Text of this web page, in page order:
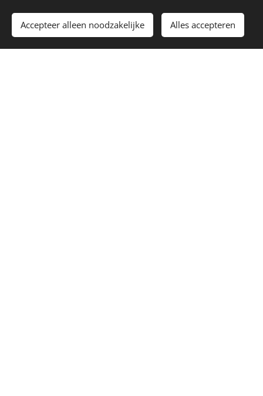
Accepteer alleen noodzakelijke Alles accepteren